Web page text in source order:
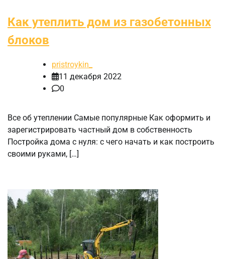
Как утеплить дом из газобетонных
блоков
pristroykin_
11 декабря 2022
0
Все об утеплении Самые популярные Как оформить и
зарегистрировать частный дом в собственность
Постройка дома с нуля: с чего начать и как построить
своими руками, […]